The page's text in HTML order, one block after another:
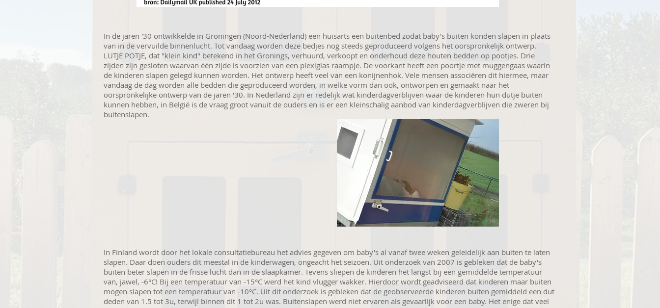
In de jaren '30 ontwikkelde in Groningen (Noord-Nederland) een huisarts een buitenbed zodat baby's buiten konden slapen in plaats
van in de vervuilde binnenlucht. Tot vandaag worden deze bedjes nog steeds geproduceerd volgens het oorspronkelijk ontwerp.
LUTJE POTJE, dat "klein kind" betekend in het Gronings, verhuurd, verkoopt en onderhoud deze houten bedden op pootjes. Drie
zijden zijn gesloten waarvan één zijde is voorzien van een plexiglas raampje. De voorkant heeft een poortje met muggengaas waarin
de kinderen slapen gelegd kunnen worden. Het ontwerp heeft veel van een konijnenhok. Vele mensen associëren dit hiermee, maar
vandaag de dag worden alle bedden die geproduceerd worden, in welke vorm dan ook, ontworpen en gemaakt naar het
oorspronkelijke ontwerp van de jaren '30. In Nederland zijn er redelijk wat kinderdagverblijven waar de kinderen hun dutje buiten
kunnen hebben, in België is de vraag groot vanuit de ouders en is er een kleinschalig aanbod van kinderdagverblijven die zweren bij
buitenslapen.
In Finland wordt door het lokale consultatiebureau het advies gegeven om baby's al vanaf twee weken geleidelijk aan buiten te laten
slapen. Daar doen ouders dit meestal in de kinderwagen, ongeacht het seizoen. Uit onderzoek van 2007 is gebleken dat de baby's
buiten beter slapen in de frisse lucht dan in de slaapkamer. Tevens sliepen de kinderen het langst bij een gemiddelde temperatuur
van, jawel, -6°C! Bij een temperatuur van -15°C werd het kind vlugger wakker. Hierdoor wordt geadviseerd dat kinderen maar buiten
mogen slapen tot een temperatuur van -10°C. Uit dit onderzoek is gebleken dat de geobserveerde kinderen buiten gemiddeld een dut
deden van 1.5 tot 3u, terwijl binnen dit 1 tot 2u was. Buitenslapen werd niet ervaren als gevaarlijk voor een baby. Het enige dat veel